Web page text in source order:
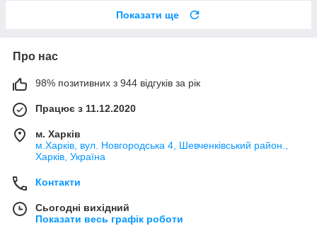
Показати ще
Про нас
98% позитивних з 944 відгуків за рік
Працює з 11.12.2020
м. Харків
м.Харків, вул. Новгородська 4, Шевченківський район.,
Харків, Україна
Контакти
Сьогодні вихідний
Показати весь графік роботи